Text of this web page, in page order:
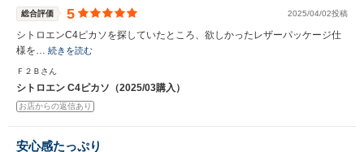
総合評価 5 2025/04/02投稿
シトロエンC4ピカソを探していたところ、欲しかったレザーパッケージ仕
様を… 続きを読む
Ｆ２Ｂさん
シトロエン C4ピカソ（2025/03購入）
お店からの返信あり
安心感たっぷり